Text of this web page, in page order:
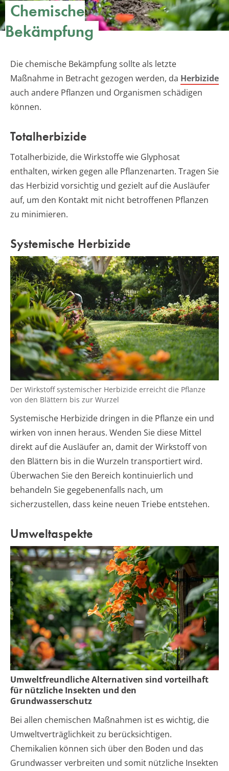
Chemische
Bekämpfung
Die chemische Bekämpfung sollte als letzte
Maßnahme in Betracht gezogen werden, da Herbizide
auch andere Pflanzen und Organismen schädigen
können.
Totalherbizide
Totalherbizide, die Wirkstoffe wie Glyphosat
enthalten, wirken gegen alle Pflanzenarten. Tragen Sie
das Herbizid vorsichtig und gezielt auf die Ausläufer
auf, um den Kontakt mit nicht betroffenen Pflanzen
zu minimieren.
Systemische Herbizide
Der Wirkstoff systemischer Herbizide erreicht die Pflanze
von den Blättern bis zur Wurzel
Systemische Herbizide dringen in die Pflanze ein und
wirken von innen heraus. Wenden Sie diese Mittel
direkt auf die Ausläufer an, damit der Wirkstoff von
den Blättern bis in die Wurzeln transportiert wird.
Überwachen Sie den Bereich kontinuierlich und
behandeln Sie gegebenenfalls nach, um
sicherzustellen, dass keine neuen Triebe entstehen.
Umweltaspekte
Umweltfreundliche Alternativen sind vorteilhaft
für nützliche Insekten und den
Grundwasserschutz
Bei allen chemischen Maßnahmen ist es wichtig, die
Umweltverträglichkeit zu berücksichtigen.
Chemikalien können sich über den Boden und das
Grundwasser verbreiten und somit nützliche Insekten